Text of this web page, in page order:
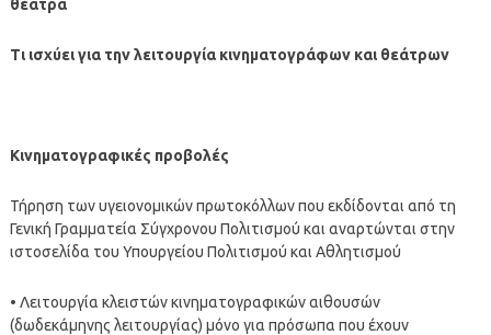
θέατρα
Τι ισχύει για την λειτουργία κινηματογράφων και θεάτρων
Κινηματογραφικές προβολές
Τήρηση των υγειονομικών πρωτοκόλλων που εκδίδονται από τη
Γενική Γραμματεία Σύγχρονου Πολιτισμού και αναρτώνται στην
ιστοσελίδα του Υπουργείου Πολιτισμού και Αθλητισμού
• Λειτουργία κλειστών κινηματογραφικών αιθουσών
(δωδεκάμηνης λειτουργίας) μόνο για πρόσωπα που έχουν